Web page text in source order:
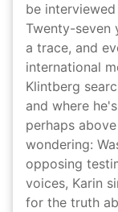
be
Twenty-seven
a trace, and
international
Klintberg
and where
perhaps
wondering:
opposing
voices, Karin
for the truth